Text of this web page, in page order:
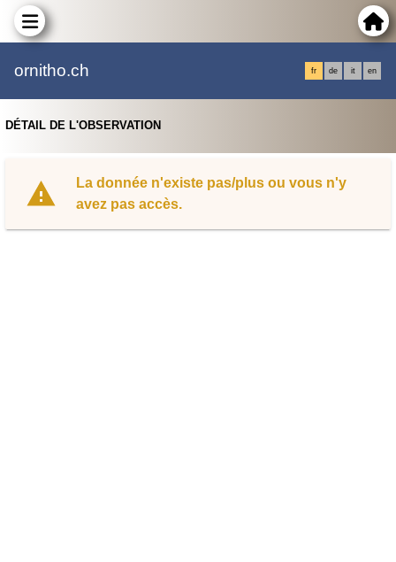
ornitho.ch fr de it en
DÉTAIL DE L'OBSERVATION
La donnée n'existe pas/plus ou vous n'y
avez pas accès.